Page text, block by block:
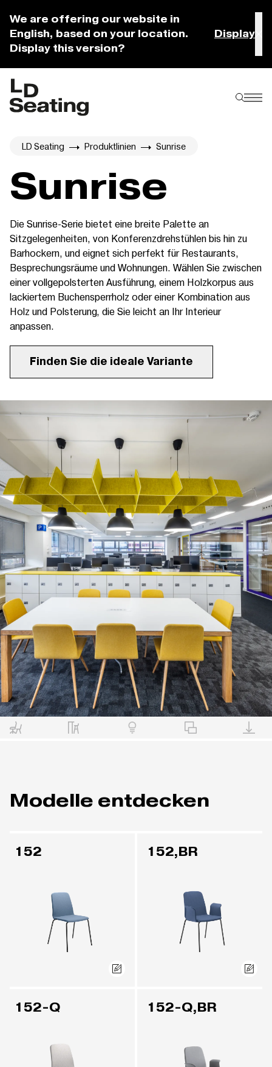
We are offering our website in
English, based on your location.
Display this version?
Display
LD Seating Produktlinien Sunrise
Sunrise
Die Sunrise-Serie bietet eine breite Palette an
Sitzgelegenheiten, von Konferenzdrehstühlen bis hin zu
Barhockern, und eignet sich perfekt für Restaurants,
Besprechungsräume und Wohnungen. Wählen Sie zwischen
einer vollgepolsterten Ausführung, einem Holzkorpus aus
lackiertem Buchensperrholz oder einer Kombination aus
Holz und Polsterung, die Sie leicht an Ihr Interieur
anpassen.
Finden Sie die ideale Variante
Modelle entdecken
152 152,BR
152-Q 152-Q,BR